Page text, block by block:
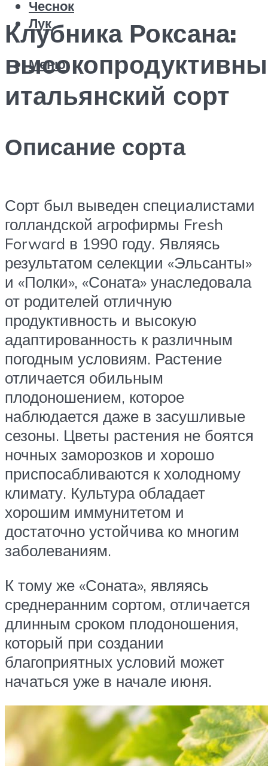
Чеснок
Лук
Меню
Клубника Роксана:
итальянский сорт
Описание сорта
Сорт был выведен специалистами
голландской агрофирмы Fresh
Forward в 1990 году. Являясь
результатом селекции «Эльсанты»
и «Полки», «Соната» унаследовала
от родителей отличную
продуктивность и высокую
адаптированность к различным
погодным условиям. Растение
отличается обильным
плодоношением, которое
наблюдается даже в засушливые
сезоны. Цветы растения не боятся
ночных заморозков и хорошо
приспосабливаются к холодному
климату. Культура обладает
хорошим иммунитетом и
достаточно устойчива ко многим
заболеваниям.
К тому же «Соната», являясь
среднеранним сортом, отличается
длинным сроком плодоношения,
который при создании
благоприятных условий может
начаться уже в начале июня.